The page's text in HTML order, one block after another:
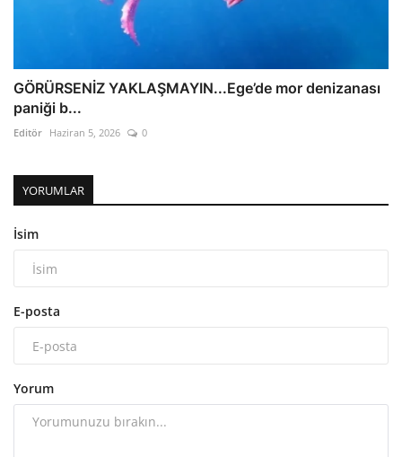
GÖRÜRSENİZ YAKLAŞMAYIN...Ege’de mor denizanası
paniği b...
Editör Haziran 5, 2026 0
YORUMLAR
İsim
E-posta
Yorum